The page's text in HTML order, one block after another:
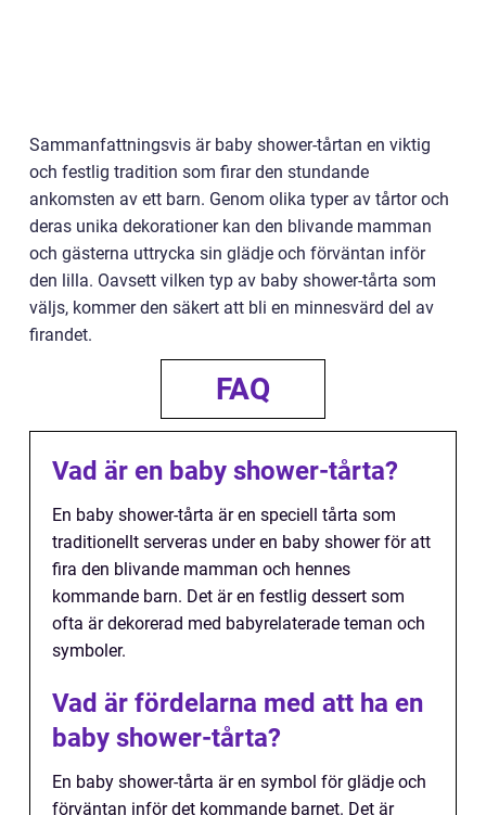
Sammanfattningsvis är baby shower-tårtan en viktig
och festlig tradition som firar den stundande
ankomsten av ett barn. Genom olika typer av tårtor och
deras unika dekorationer kan den blivande mamman
och gästerna uttrycka sin glädje och förväntan inför
den lilla. Oavsett vilken typ av baby shower-tårta som
väljs, kommer den säkert att bli en minnesvärd del av
firandet.
FAQ
Vad är en baby shower-tårta?
En baby shower-tårta är en speciell tårta som
traditionellt serveras under en baby shower för att
fira den blivande mamman och hennes
kommande barn. Det är en festlig dessert som
ofta är dekorerad med babyrelaterade teman och
symboler.
Vad är fördelarna med att ha en
baby shower-tårta?
En baby shower-tårta är en symbol för glädje och
förväntan inför det kommande barnet. Det är